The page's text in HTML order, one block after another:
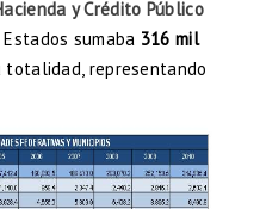
y Crédito Público
sumaba 316 mil
totalidad, representando